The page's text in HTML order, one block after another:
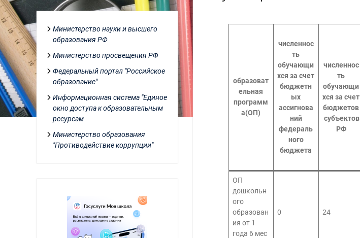
образоват
ельная
программ
а(ОП)
численнос
ть
обучающи
хся за счет
бюджетн
ых
ассигнова
ний
федераль
ного
бюджета
численнос
ть
обучающи
хся за счет
бюджетов
субъектов
РФ
ОП
дошкольн
ого
образован
ия от 1
года 6 мес
0 24
Министерство науки и высшего
образования РФ
Министерство просвещения РФ
Федеральный портал "Российское
образование"
Информационная система "Единое
окно доступа к образовательным
ресурсам
Министерство образования
"Противодействие коррупции"